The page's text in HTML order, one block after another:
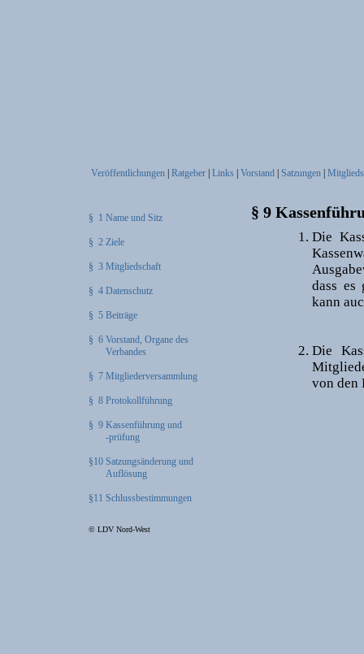
Veröffentlichungen Ratgeber Links Vorstand Satzungen
§ 1 Name und Sitz
§ 2 Ziele
§ 3 Mitgliedschaft
§ 4 Datenschutz
§ 5 Beiträge
§ 6 Vorstand, Organe des
Verbandes
§ 7 Mitgliederversammlung
§ 8 Protokollführung
§ 9 Kassenführung und
-prüfung
§10 Satzungsänderung und
Auflösung
§11 Schlussbestimmungen
§ 9
Die
dass es
kann
Die
von den
© LDV Nord-West